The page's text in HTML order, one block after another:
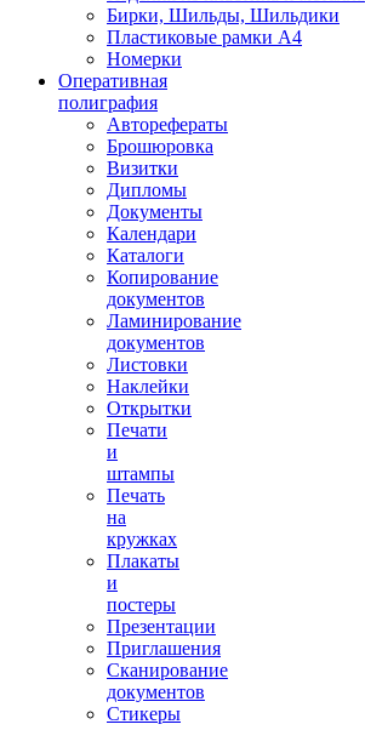
Бирки, Шильды, Шильдики
Пластиковые рамки А4
Номерки
Оперативная
полиграфия
Авторефераты
Брошюровка
Визитки
Дипломы
Документы
Календари
Каталоги
Копирование
документов
Ламинирование
документов
Листовки
Наклейки
Открытки
Печати
и
штампы
Печать
на
кружках
Плакаты
и
постеры
Презентации
Приглашения
Сканирование
документов
Стикеры